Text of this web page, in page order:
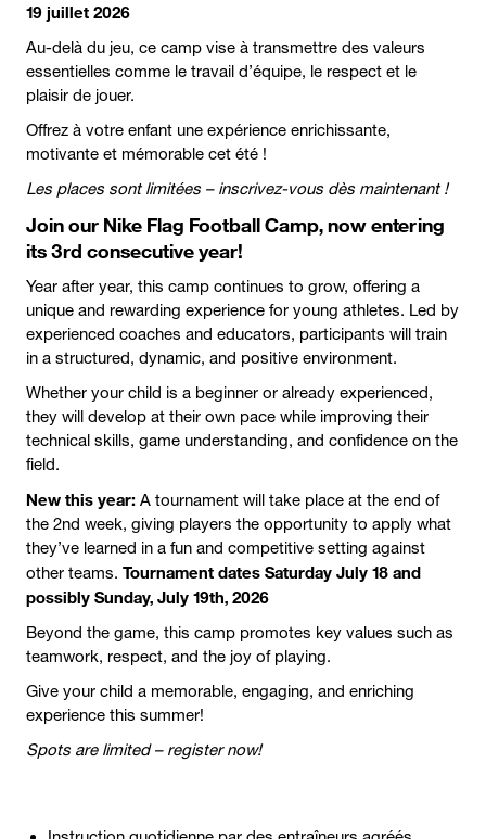
19 juillet 2026
Au-delà du jeu, ce camp vise à transmettre des valeurs
essentielles comme le travail d’équipe, le respect et le
plaisir de jouer.
Offrez à votre enfant une expérience enrichissante,
motivante et mémorable cet été !
Les places sont limitées – inscrivez-vous dès maintenant !
Join our Nike Flag Football Camp, now entering
its 3rd consecutive year!
Year after year, this camp continues to grow, offering a
unique and rewarding experience for young athletes. Led by
experienced coaches and educators, participants will train
in a structured, dynamic, and positive environment.
Whether your child is a beginner or already experienced,
they will develop at their own pace while improving their
technical skills, game understanding, and confidence on the
field.
New this year: A tournament will take place at the end of
the 2nd week, giving players the opportunity to apply what
they’ve learned in a fun and competitive setting against
other teams. Tournament dates Saturday July 18 and
possibly Sunday, July 19th, 2026
Beyond the game, this camp promotes key values such as
teamwork, respect, and the joy of playing.
Give your child a memorable, engaging, and enriching
experience this summer!
Spots are limited – register now!